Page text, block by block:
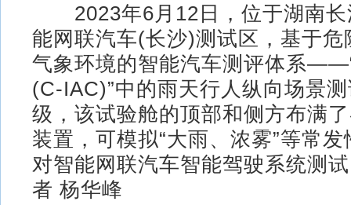
2023年6月12日，位于湖南长
能网联汽车(长沙)测试区，基于危
气象环境的智能汽车测评体系
(C-IAC)”中的雨天行人纵向场景
级，该试验舱的顶部和侧方布满
装置，可模拟“大雨、浓雾”等常
对智能网联汽车智能驾驶系统测
者 杨华峰